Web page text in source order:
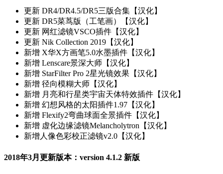
更新 DR4/DR4.5/DR5三版合集【汉化】
更新 DR5菜茑版（工笔画）【汉化】
更新 网红滤镜VSCO插件【汉化】
更新 Nik Collection 2019【汉化】
新增 X华X方画笔5.0水墨插件【汉化】
新增 Lenscare景深大师【汉化】
新增 StarFilter Pro 2星光镜效果【汉化】
新增 径向模糊大师【汉化】
新增 月亮和行星类宇宙天体特效插件【汉化】
新增 幻想风格的太阳插件1.97【汉化】
新增 Flexify2弯曲球面全景插件【汉化】
新增 虚化边缘滤镜Melancholytron【汉化】
新增 人像色彩校正滤镜v2.0【汉化】
2018年3月更新版本：version 4.1.2 新版